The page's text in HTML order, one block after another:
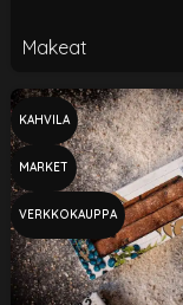
Makeat
KAHVILA
MARKET
VERKKOKAUPPA